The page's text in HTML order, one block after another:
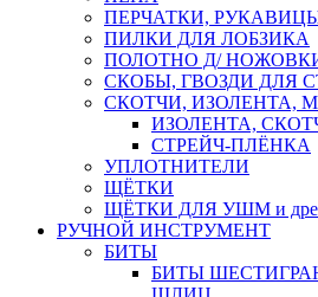
ПЕРЧАТКИ,
ПИЛКИ ДЛЯ ЛОБЗИКА
ПОЛОТНО Д/
СКОБЫ, ГВОЗДИ ДЛЯ
СКОТЧИ, ИЗОЛЕНТА,
ИЗОЛЕНТА,
СТРЕЙЧ-ПЛЁНКА
УПЛОТНИТЕЛИ
ЩЁТКИ
ЩЁТКИ ДЛЯ УШМ и
РУЧНОЙ ИНСТРУМЕНТ
БИТЫ
БИТЫ